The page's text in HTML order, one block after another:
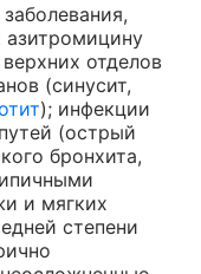
азитромицину
отделов
(синусит,
); инфекции
(острый
бронхита,
и мягких
степени